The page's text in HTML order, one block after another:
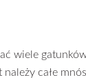
wiele
całe